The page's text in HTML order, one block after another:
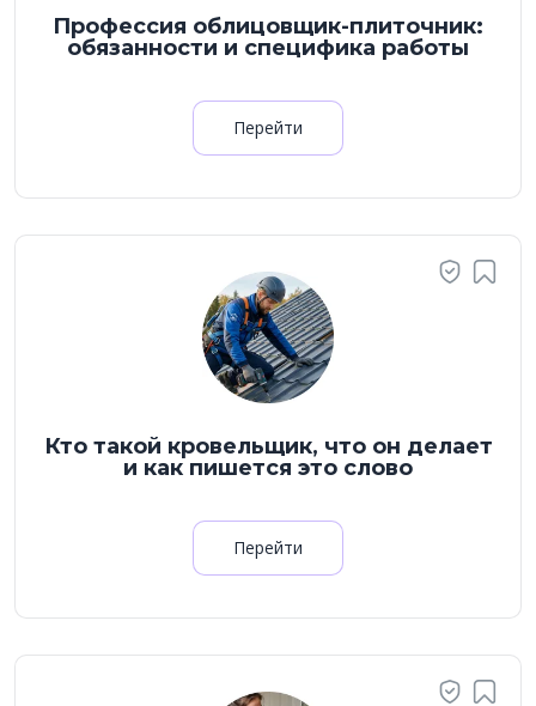
Профессия облицовщик-плиточник:
обязанности и специфика работы
Перейти
Кто такой кровельщик, что он делает
и как пишется это слово
Перейти